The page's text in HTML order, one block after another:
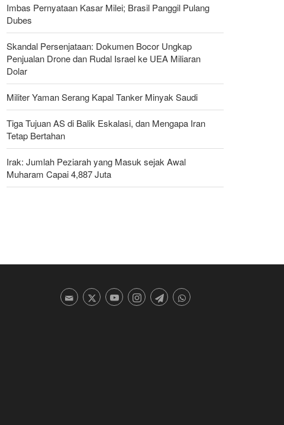
Imbas Pernyataan Kasar Milei; Brasil Panggil Pulang
Dubes
Skandal Persenjataan: Dokumen Bocor Ungkap
Penjualan Drone dan Rudal Israel ke UEA Miliaran
Dolar
Militer Yaman Serang Kapal Tanker Minyak Saudi
Tiga Tujuan AS di Balik Eskalasi, dan Mengapa Iran
Tetap Bertahan
Irak: Jumlah Peziarah yang Masuk sejak Awal
Muharam Capai 4,887 Juta